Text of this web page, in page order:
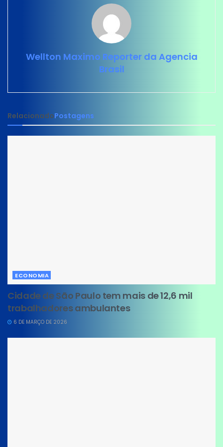
Wellton Maximo Reporter da Agencia
Brasil
RelacionadoPostagens
ECONOMIA
Cidade de São Paulo tem mais de 12,6 mil
trabalhadores ambulantes
6 DE MARÇO DE 2026